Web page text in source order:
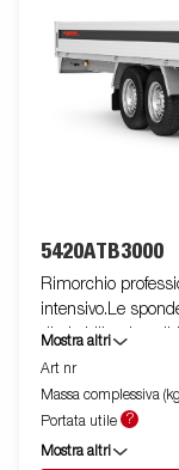
5420ATB3000
Rimorchio
intensivo.Le
ribaltabili e
utilizzo,
per assicurare il
mostrare
Mostra altri
Art nr
Massa complessiva
Portata utile
?
Mostra altri